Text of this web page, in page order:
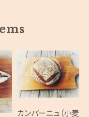
カンパーニュ（小麦